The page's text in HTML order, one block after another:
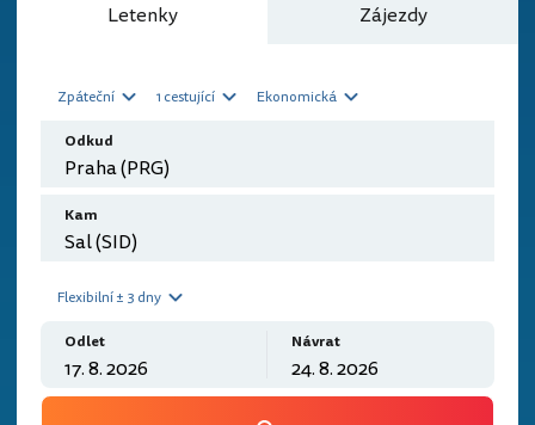
Letenky Zájezdy
Zpáteční 1 cestující Ekonomická
Odkud
Kam
Flexibilní ± 3 dny
Odlet Návrat